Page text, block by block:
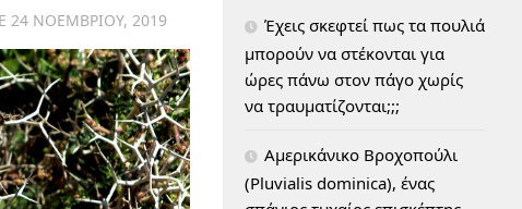
24 ΝΟΕΜΒΡΊΟΥ, 2019
Έχεις σκεφτεί πως τα πουλιά
μπορούν να στέκονται για
ώρες πάνω στον πάγο χωρίς
να τραυματίζονται;;;
Αμερικάνικο Βροχοπούλι
(Pluvialis dominica), ένας